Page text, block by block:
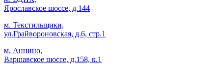
Ярославское шоссе, д.144
м. Текстильщики,
ул.Грайвороновская, д.6, стр.1
м. Аннино,
Варшавское шоссе, д.158, к.1